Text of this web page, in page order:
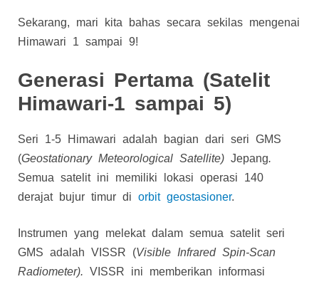
Sekarang, mari kita bahas secara sekilas mengenai
Himawari 1 sampai 9!
Generasi Pertama (Satelit
Himawari-1 sampai 5)
Seri 1-5 Himawari adalah bagian dari seri GMS
(Geostationary Meteorological Satellite) Jepang.
Semua satelit ini memiliki lokasi operasi 140
derajat bujur timur di orbit geostasioner.
Instrumen yang melekat dalam semua satelit seri
GMS adalah VISSR (Visible Infrared Spin-Scan
Radiometer). VISSR ini memberikan informasi